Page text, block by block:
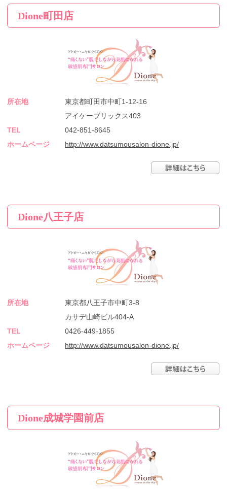
Dione町田店
所在地
東京都町田市中町1-12-16
アイケーブリックス403
TEL
042-851-8645
ホームページ
http://www.datsumousalon-dione.jp/
Dione八王子店
所在地
東京都八王子市中町3-8
カサデ山崎ビル404-A
TEL
0426-449-1855
ホームページ
http://www.datsumousalon-dione.jp/
Dione成城学園前店